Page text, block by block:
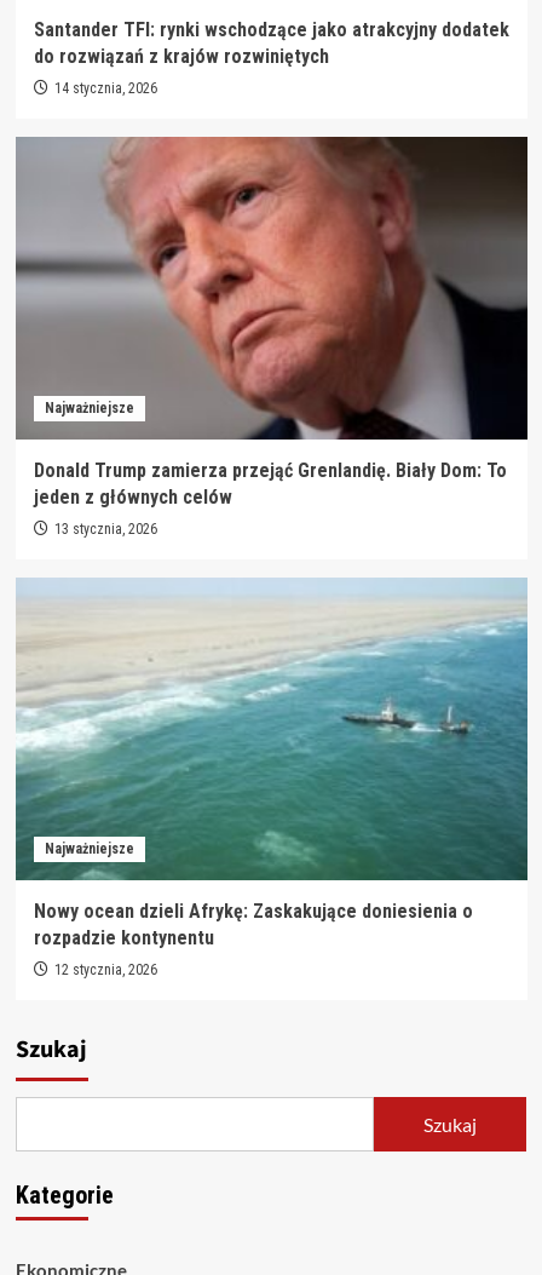
Santander TFI: rynki wschodzące jako atrakcyjny dodatek
do rozwiązań z krajów rozwiniętych
14 stycznia, 2026
Najważniejsze
Donald Trump zamierza przejąć Grenlandię. Biały Dom: To
jeden z głównych celów
13 stycznia, 2026
Najważniejsze
Nowy ocean dzieli Afrykę: Zaskakujące doniesienia o
rozpadzie kontynentu
12 stycznia, 2026
Szukaj
Szukaj
Kategorie
Ekonomiczne